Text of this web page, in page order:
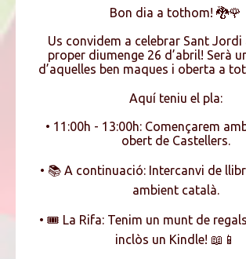
Bon dia a tothom! 🐉🌹
Us convidem a celebrar Sant Jordi
proper diumenge 26 d’abril! Serà
d’aquelles ben maques i oberta a
Aquí teniu el pla:
•⁠ ⁠11:00h - 13:00h: Començarem
obert de Castellers.
•⁠ ⁠📚 A continuació: Intercanvi de
ambient català.
•⁠ ⁠🎟️ La Rifa: Tenim un munt de
inclòs un Kindle! 📖📱